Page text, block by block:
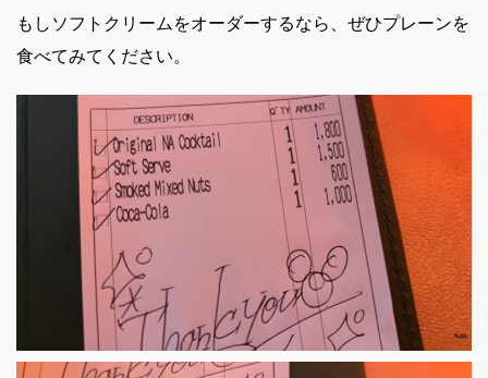
もしソフトクリームをオーダーするなら、ぜひプレーンを
食べてみてください。